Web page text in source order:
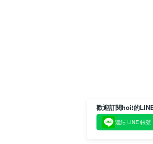
連結 LINE 帳號